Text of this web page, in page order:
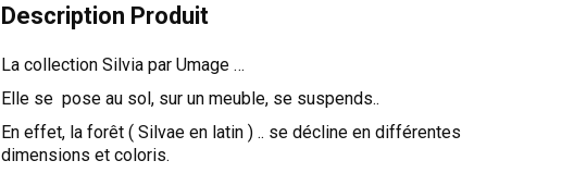
Description Produit
La collection Silvia par Umage …
Elle se pose au sol, sur un meuble, se suspends..
En effet, la forêt ( Silvae en latin ) .. se décline en différentes
dimensions et coloris.